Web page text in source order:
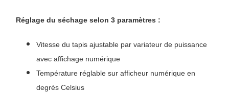
Réglage du séchage selon 3 paramètres :
Vitesse du tapis ajustable par variateur de puissance
avec affichage numérique
Température réglable sur afficheur numérique en
degrés Celsius